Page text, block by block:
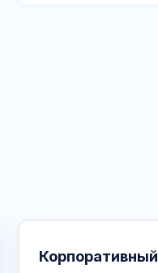
Корпоративный